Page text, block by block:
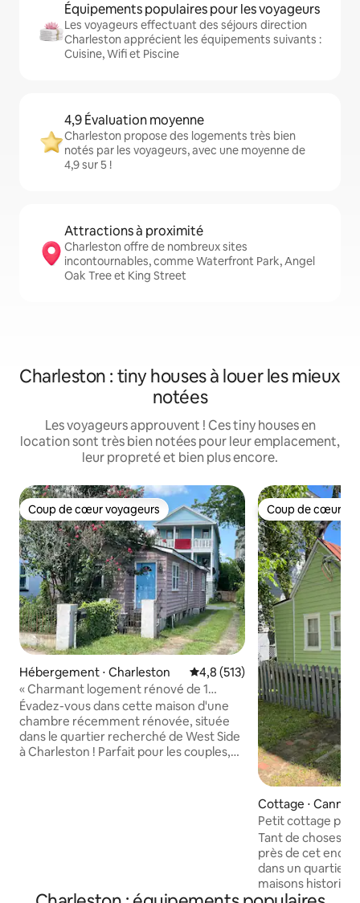
Équipements populaires pour les voyageurs
Les voyageurs effectuant des séjours direction
Charleston apprécient les équipements suivants :
Cuisine, Wifi et Piscine
4,9 Évaluation moyenne
Charleston propose des logements très bien
notés par les voyageurs, avec une moyenne de
4,9 sur 5 !
Attractions à proximité
Charleston offre de nombreux sites
incontournables, comme Waterfront Park, Angel
Oak Tree et King Street
Charleston : tiny houses à louer les mieux
notées
Les voyageurs approuvent ! Ces tiny houses en
location sont très bien notées pour leur emplacement,
leur propreté et bien plus encore.
Coup de cœur voyageurs
Coup de cœur voyageurs
Hébergement ⋅ Charleston Évaluation moyenne sur la
4,8 (513)
« Charmant logement rénové de 1
chambre, logement entier, pour
4 personnes ! »
Évadez-vous dans cette maison d'une
chambre récemment rénovée, située
dans le quartier recherché de West Side
à Charleston ! Parfait pour les couples,
Coup de cœur
Coup de cœur
Cottage ⋅
Elliottborough
Petit cottage
historique de
Tant de choses à
près de cet
dans un quartier
maisons
Charleston